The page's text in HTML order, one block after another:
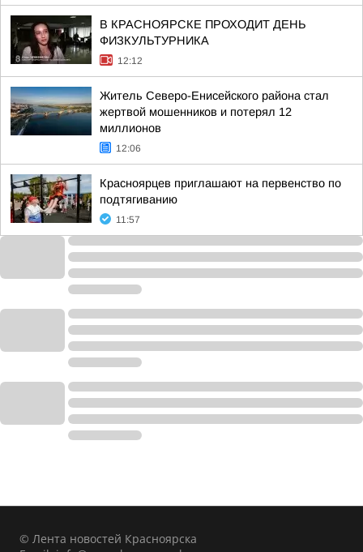
В КРАСНОЯРСКЕ ПРОХОДИТ ДЕНЬ
ФИЗКУЛЬТУРНИКА
12:12
Житель Северо-Енисейского района стал
жертвой мошенников и потерял 12
миллионов
12:06
Красноярцев приглашают на первенство по
подтягиванию
11:57
© Лента новостей Красноярска